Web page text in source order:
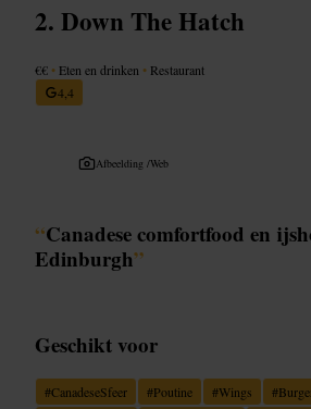
Down The Hatch
€€ • Eten en drinken • Restaurant
4,4
Afbeelding /Web
“Canadese comfortfood en
Edinburgh”
Geschikt voor
#CanadeseSfeer #Poutine #Wings #